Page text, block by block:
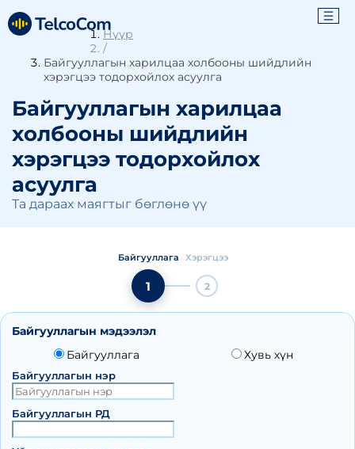
Нүүр
/
Байгууллагын харилцаа холбооны шийдлийн
хэрэгцээ тодорхойлох асуулга
Байгууллагын харилцаа
холбооны шийдлийн
хэрэгцээ тодорхойлох
асуулга
Та дараах маягтыг бөглөнө үү
Байгууллага
1
Хэрэгцээ
2
Байгууллагын мэдээлэл
Байгууллага
Хувь хүн
Байгууллагын нэр
Байгууллагын РД